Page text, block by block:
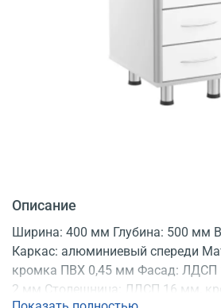
Описание
Ширина: 400 мм Глубина: 500 мм
Каркас: алюминиевый спереди
кромка ПВХ 0,45 мм Фасад:
2 мм Столешница: ЛДСП 16 мм,